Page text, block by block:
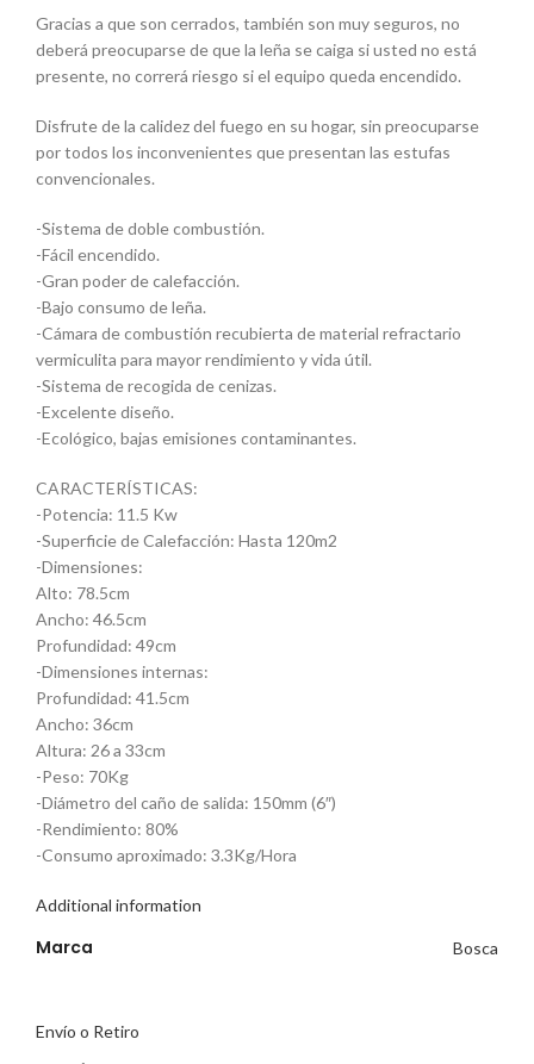
Gracias a que son cerrados, también son muy seguros, no
deberá preocuparse de que la leña se caiga si usted no está
presente, no correrá riesgo si el equipo queda encendido.
Disfrute de la calidez del fuego en su hogar, sin preocuparse
por todos los inconvenientes que presentan las estufas
convencionales.
-Sistema de doble combustión.
-Fácil encendido.
-Gran poder de calefacción.
-Bajo consumo de leña.
-Cámara de combustión recubierta de material refractario
vermiculita para mayor rendimiento y vida útil.
-Sistema de recogida de cenizas.
-Excelente diseño.
-Ecológico, bajas emisiones contaminantes.
CARACTERÍSTICAS:
-Potencia: 11.5 Kw
-Superficie de Calefacción: Hasta 120m2
-Dimensiones:
Alto: 78.5cm
Ancho: 46.5cm
Profundidad: 49cm
-Dimensiones internas:
Profundidad: 41.5cm
Ancho: 36cm
Altura: 26 a 33cm
-Peso: 70Kg
-Diámetro del caño de salida: 150mm (6″)
-Rendimiento: 80%
-Consumo aproximado: 3.3Kg/Hora
Additional information
Marca Bosca
Envío o Retiro